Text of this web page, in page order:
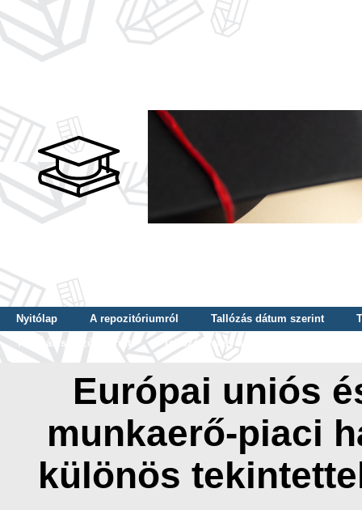
Nyitólap A repozitóriumról Tallózás dátum szerint
Tallózás szerző szerint
Tallózás nyelv szerint
Európai uniós
munkaerő-piaci
különös